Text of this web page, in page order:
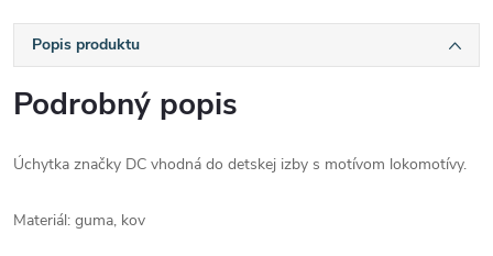
Popis produktu
Podrobný popis
Úchytka značky DC vhodná do detskej izby s motívom lokomotívy.
Materiál: guma, kov